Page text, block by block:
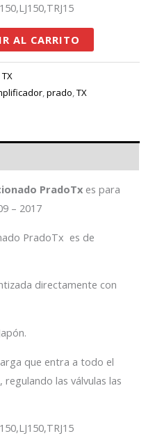
AL CARRITO
,prado,TX
PradoTx es para
– 2017
PradoTx es de
directamente con
que entra a todo el
las válvulas las